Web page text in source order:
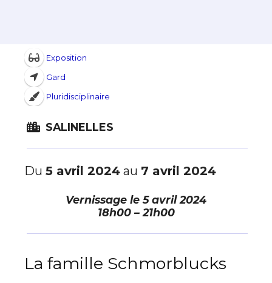
Exposition
Gard
Pluridisciplinaire
SALINELLES
Du 5 avril 2024 au 7 avril 2024
Vernissage le5 avril 2024
18h00 – 21h00
La famille Schmorblucks